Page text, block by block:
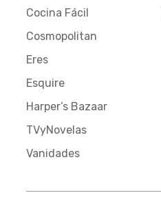
Cocina Fácil
Cosmopolitan
Eres
Esquire
Harper’s Bazaar
TVyNovelas
Vanidades